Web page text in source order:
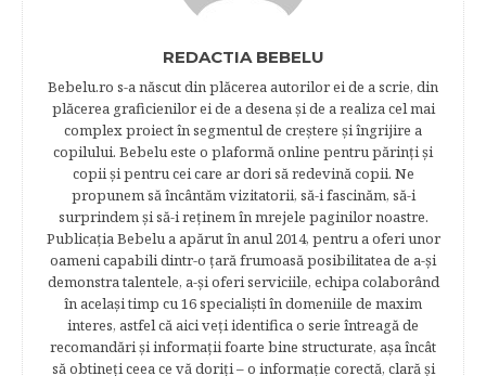
REDACTIA BEBELU
Bebelu.ro s-a născut din plăcerea autorilor ei de a scrie, din
plăcerea graficienilor ei de a desena şi de a realiza cel mai
complex proiect în segmentul de creştere şi îngrijire a
copilului. Bebelu este o plaformă online pentru părinţi şi
copii şi pentru cei care ar dori să redevină copii. Ne
propunem să încântăm vizitatorii, să-i fascinăm, să-i
surprindem şi să-i reţinem în mrejele paginilor noastre.​
Publicația Bebelu a apărut în anul 2014, pentru a oferi unor
oameni capabili dintr-o ţară frumoasă posibilitatea de a-şi
demonstra talentele, a-şi oferi serviciile, echipa colaborând
în acelaşi timp cu 16 specialişti în domeniile de maxim
interes, astfel că aici veţi identifica o serie întreagă de
recomandări şi informaţii foarte bine structurate, aşa încât
să obtineţi ceea ce vă doriţi – o informaţie corectă, clară şi